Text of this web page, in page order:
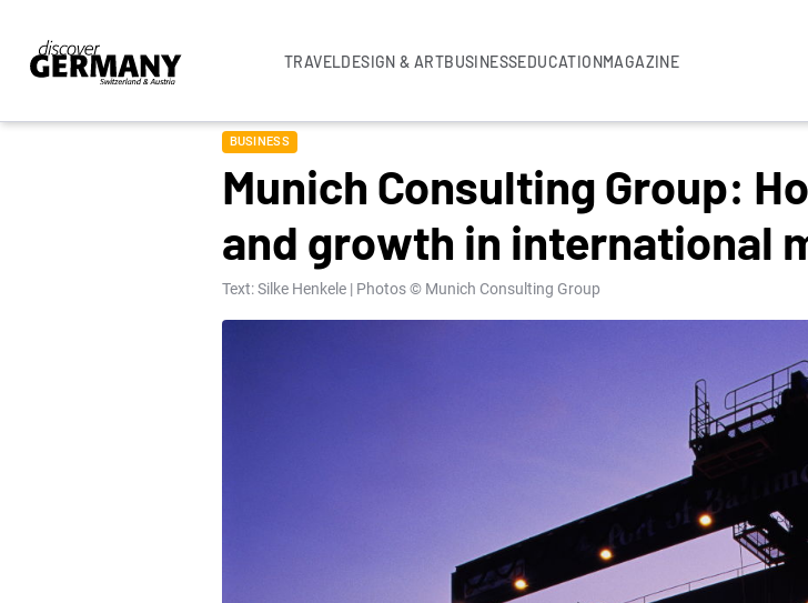
TRAVELDESIGN & ARTBUSINESSEDUCATIONMAGAZINE
BUSINESS
Munich Consulting Group:
and growth in international
Text: Silke Henkele | Photos © Munich Consulting Group